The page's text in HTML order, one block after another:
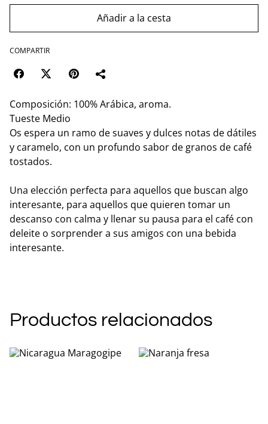
Añadir a la cesta
COMPARTIR
Composición: 100% Arábica, aroma.
Tueste Medio
Os espera un ramo de suaves y dulces notas de dátiles
y caramelo, con un profundo sabor de granos de café
tostados.
Una elección perfecta para aquellos que buscan algo
interesante, para aquellos que quieren tomar un
descanso con calma y llenar su pausa para el café con
deleite o sorprender a sus amigos con una bebida
interesante.
Productos relacionados